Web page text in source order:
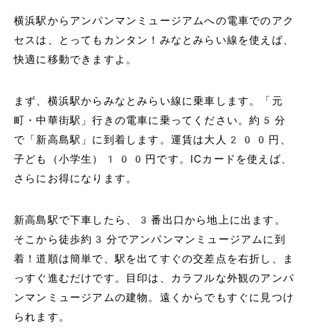
横浜駅からアンパンマンミュージアムへの電車でのアク
セスは、とってもカンタン！みなとみらい線を使えば、
快適に移動できますよ。
まず、横浜駅からみなとみらい線に乗車します。「元
町・中華街駅」行きの電車に乗ってください。約5分
で「新高島駅」に到着します。運賃は大人200円、
子ども（小学生）100円です。ICカードを使えば、
さらにお得になります。
新高島駅で下車したら、3番出口から地上に出ます。
そこから徒歩約3分でアンパンマンミュージアムに到
着！道順は簡単で、駅を出てすぐの交差点を右折し、ま
っすぐ進むだけです。目印は、カラフルな外観のアンパ
ンマンミュージアムの建物。遠くからでもすぐに見つけ
られます。